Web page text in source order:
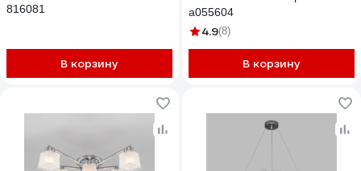
816081
В корзину
a055604
4.9(8)
В корзину